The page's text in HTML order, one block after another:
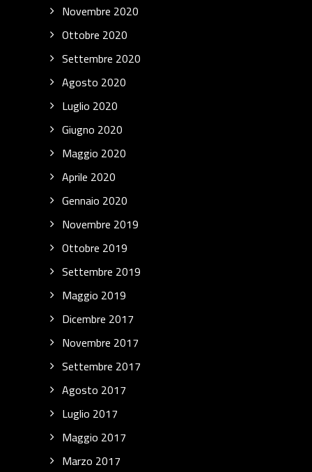
Novembre 2020
Ottobre 2020
Settembre 2020
Agosto 2020
Luglio 2020
Giugno 2020
Maggio 2020
Aprile 2020
Gennaio 2020
Novembre 2019
Ottobre 2019
Settembre 2019
Maggio 2019
Dicembre 2017
Novembre 2017
Settembre 2017
Agosto 2017
Luglio 2017
Maggio 2017
Marzo 2017